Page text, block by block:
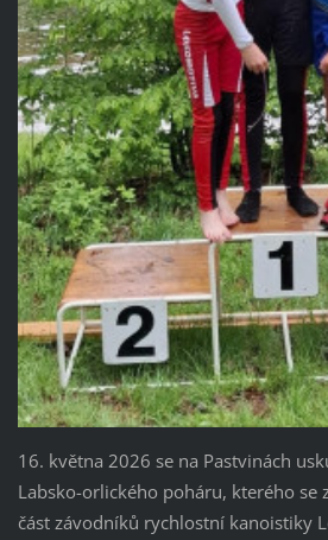
16. května 2026 se na Pastvinách
Labsko-orlického poháru, kterého se
část závodníků rychlostní kanoistiky